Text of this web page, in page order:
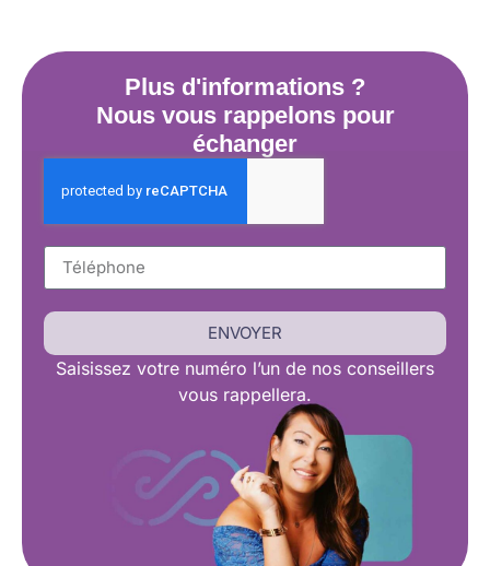
Plus d'informations ?
Nous vous rappelons pour
échanger
ENVOYER
Saisissez votre numéro l’un de nos conseillers
vous rappellera.